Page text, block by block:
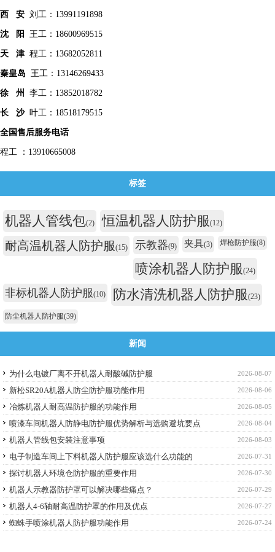
西 安 刘工：13991191898
沈 阳 王工：18600969515
天 津 程工：13682052811
秦皇岛 王工：13146269433
徐 州 李工：13852018782
长 沙叶工：18518179515
全国售后服务电话
程工 ：13910665008
标签
机器人管线包(2) 恒温机器人防护服(12)
耐高温机器人防护服(15) 示教器(9) 夹具(3) 焊枪防护服(8)
喷涂机器人防护服(24)
非标机器人防护服(10) 防水清洗机器人防护服(23)
防尘机器人防护服(39)
新闻
2026-08-07
为什么电镀厂离不开机器人耐酸碱防护服
2026-08-06
新松SR20A机器人防尘防护服功能作用
2026-08-05
冶炼机器人耐高温防护服的功能作用
2026-08-04
喷漆车间机器人防静电防护服优势解析与选购避坑要点
2026-08-03
机器人管线包安装注意事项
2026-07-31
电子制造车间上下料机器人防护服应该选什么功能的
2026-07-30
探讨机器人环境仓防护服的重要作用
2026-07-29
机器人示教器防护罩可以解决哪些痛点？
2026-07-27
机器人4-6轴耐高温防护罩的作用及优点
2026-07-24
蜘蛛手喷涂机器人防护服功能作用